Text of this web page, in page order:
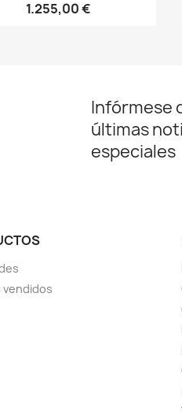
1.255,00 €
Infórmese
últimas
especiales
vendidos